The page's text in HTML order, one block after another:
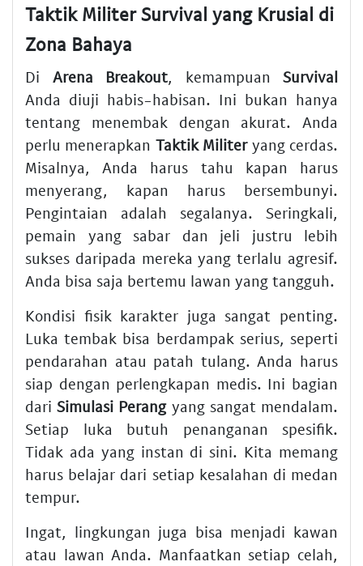
Taktik Militer Survival yang Krusial di
Zona Bahaya
Di Arena Breakout, kemampuan Survival
Anda diuji habis-habisan. Ini bukan hanya
tentang menembak dengan akurat. Anda
perlu menerapkan Taktik Militeryang cerdas.
Misalnya, Anda harus tahu kapan harus
menyerang, kapan harus bersembunyi.
Pengintaian adalah segalanya. Seringkali,
pemain yang sabar dan jeli justru lebih
sukses daripada mereka yang terlalu agresif.
Anda bisa saja bertemu lawan yang tangguh.
Kondisi fisik karakter juga sangat penting.
Luka tembak bisa berdampak serius, seperti
pendarahan atau patah tulang. Anda harus
siap dengan perlengkapan medis. Ini bagian
dariSimulasi Perangyang sangat mendalam.
Setiap luka butuh penanganan spesifik.
Tidak ada yang instan di sini. Kita memang
harus belajar dari setiap kesalahan di medan
tempur.
Ingat, lingkungan juga bisa menjadi kawan
atau lawan Anda. Manfaatkan setiap celah,